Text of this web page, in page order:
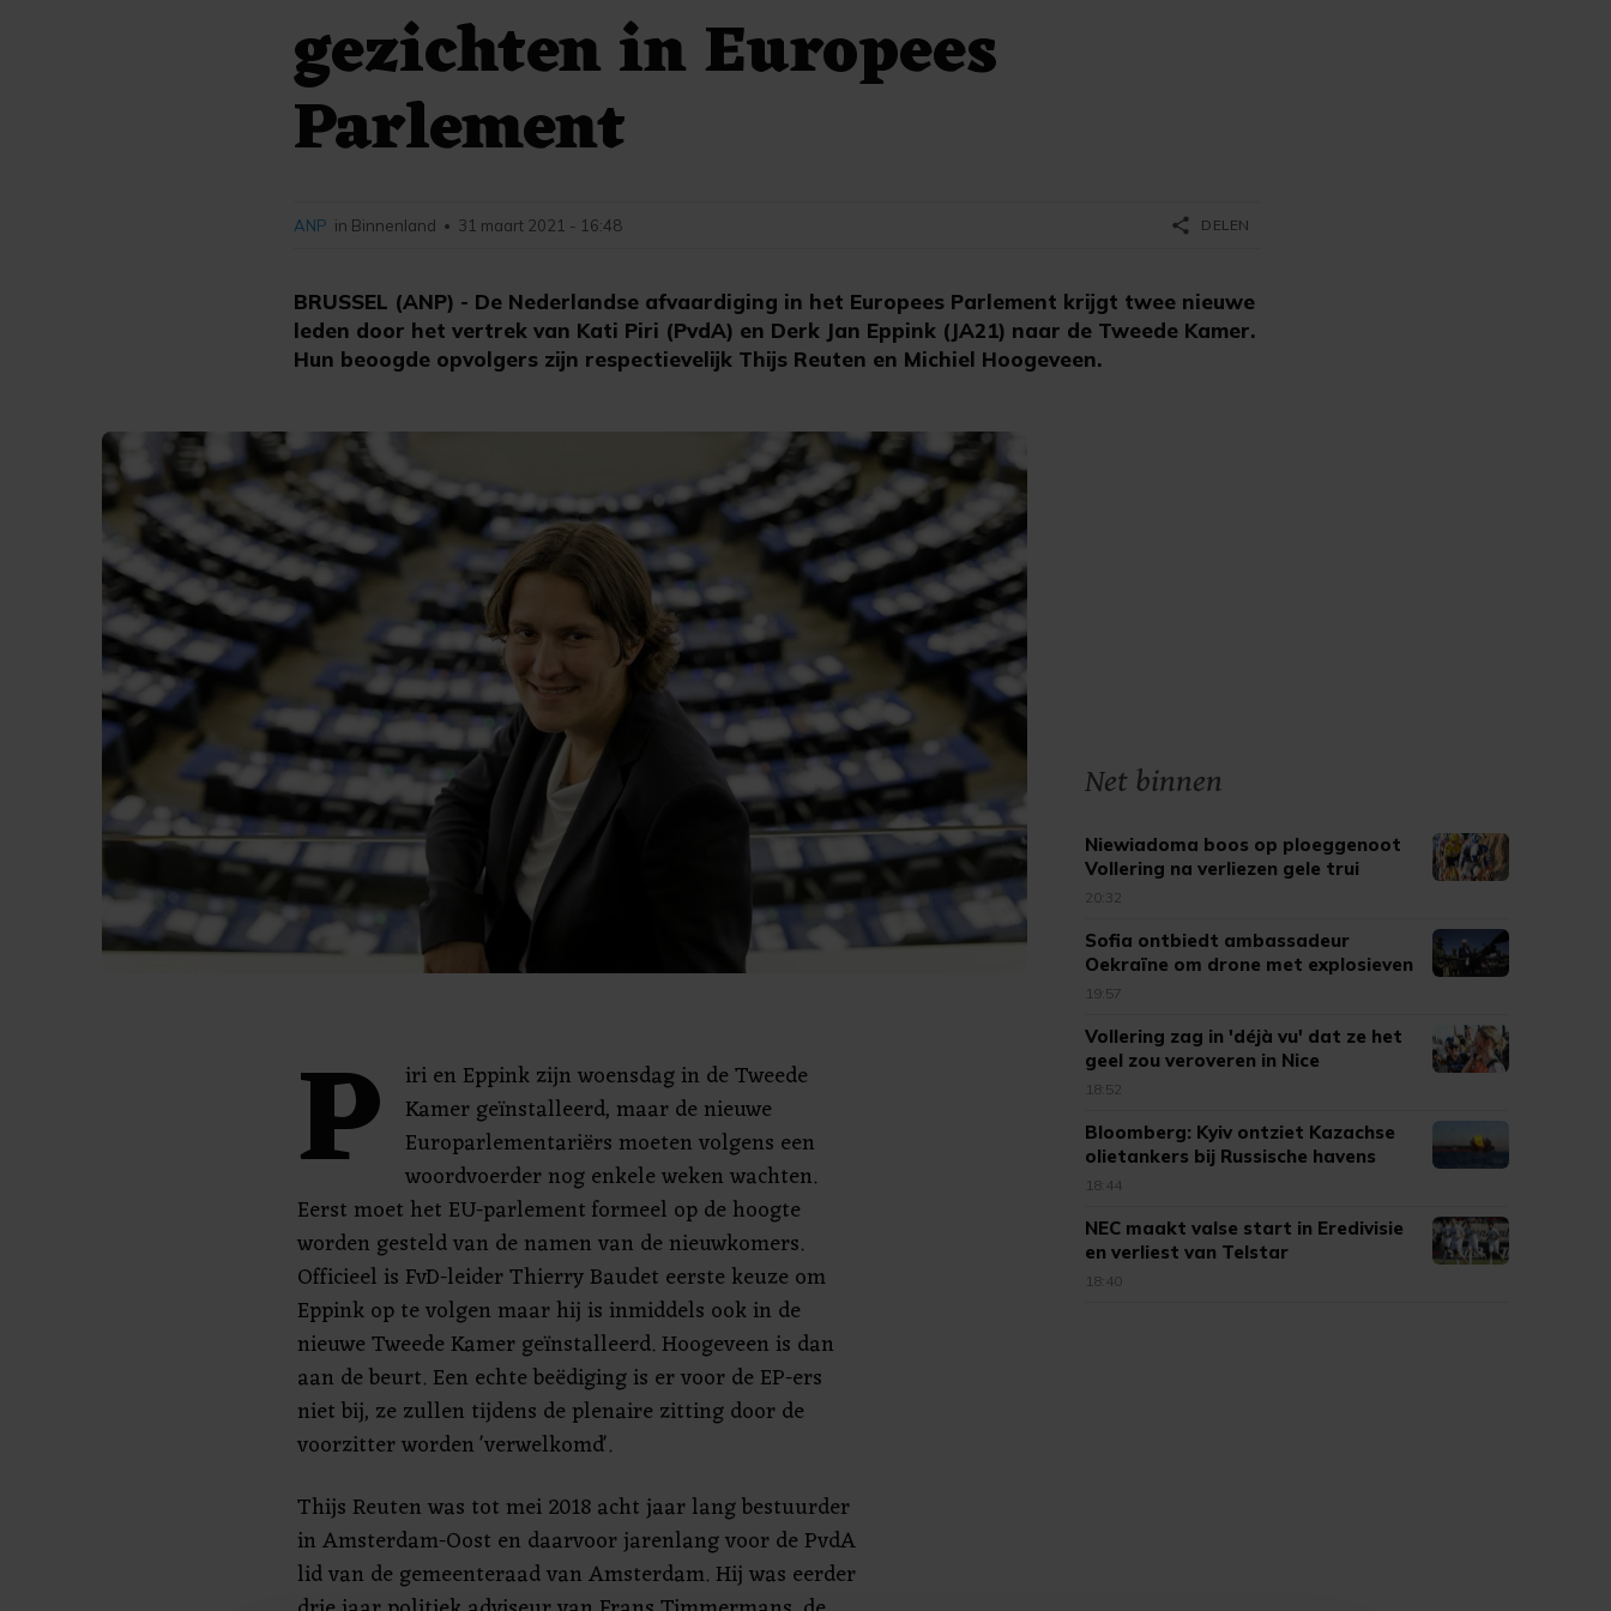
gezichten in Europees
Parlement
BRUSSEL (ANP) - De Nederlandse afvaardiging in het Europees Parlement krijgt twee nieuwe
leden door het vertrek van Kati Piri (PvdA) en Derk Jan Eppink (JA21) naar de Tweede Kamer.
Hun beoogde opvolgers zijn respectievelijk Thijs Reuten en Michiel Hoogeveen.
ANP in Binnenland • 31 maart 2021 - 16:48 share DELEN
P
iri en Eppink zijn woensdag in de Tweede
Kamer geïnstalleerd, maar de nieuwe
Europarlementariërs moeten volgens een
woordvoerder nog enkele weken wachten.
Eerst moet het EU-parlement formeel op de hoogte
worden gesteld van de namen van de nieuwkomers.
Officieel is FvD-leider Thierry Baudet eerste keuze om
Eppink op te volgen maar hij is inmiddels ook in de
nieuwe Tweede Kamer geïnstalleerd. Hoogeveen is dan
aan de beurt. Een echte beëdiging is er voor de EP-ers
niet bij, ze zullen tijdens de plenaire zitting door de
voorzitter worden 'verwelkomd'.
Thijs Reuten was tot mei 2018 acht jaar lang bestuurder
in Amsterdam-Oost en daarvoor jarenlang voor de PvdA
lid van de gemeenteraad van Amsterdam. Hij was eerder
Net binnen
Niewiadoma boos op ploeggenoot
Vollering na verliezen gele trui
20:32
Sofia ontbiedt ambassadeur
Oekraïne om drone met explosieven
19:57
Vollering zag in 'déjà vu' dat ze het
geel zou veroveren in Nice
18:52
Bloomberg: Kyiv ontziet Kazachse
olietankers bij Russische havens
18:44
NEC maakt valse start in Eredivisie
en verliest van Telstar
18:40